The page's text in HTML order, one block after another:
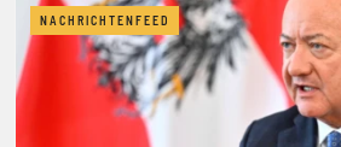
NACHRICHTENFEED